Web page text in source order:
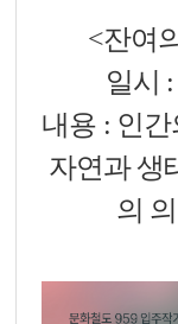
<잔여
일시 :
내용 : 인
자연과 생
의